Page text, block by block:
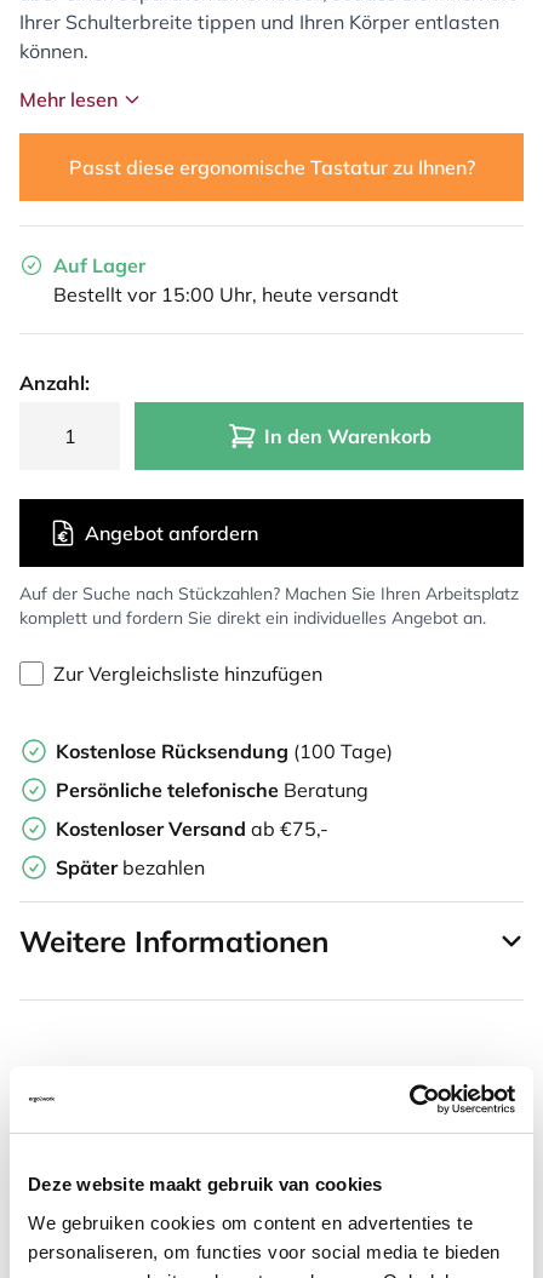
Deze website maakt gebruik van cookies
We gebruiken cookies om content en advertenties te
personaliseren, om functies voor social media te bieden
Ihrer Schulterbreite tippen und Ihren Körper entlasten
können.
Mehr lesen
Passt diese ergonomische Tastatur zu Ihnen?
Auf Lager
Bestellt vor 15:00 Uhr, heute versandt
Anzahl:
In den Warenkorb
Auf der Suche nach Stückzahlen? Machen Sie Ihren Arbeitsplatz
komplett und fordern Sie direkt ein individuelles Angebot an.
Angebot anfordern
Zur Vergleichsliste hinzufügen
Kostenlose Rücksendung (100 Tage)
Persönliche telefonische Beratung
Kostenloser Versand ab €75,-
Später bezahlen
Weitere Informationen
Häufig zusammen gekauft mit
Maus rechtshändig kabellos